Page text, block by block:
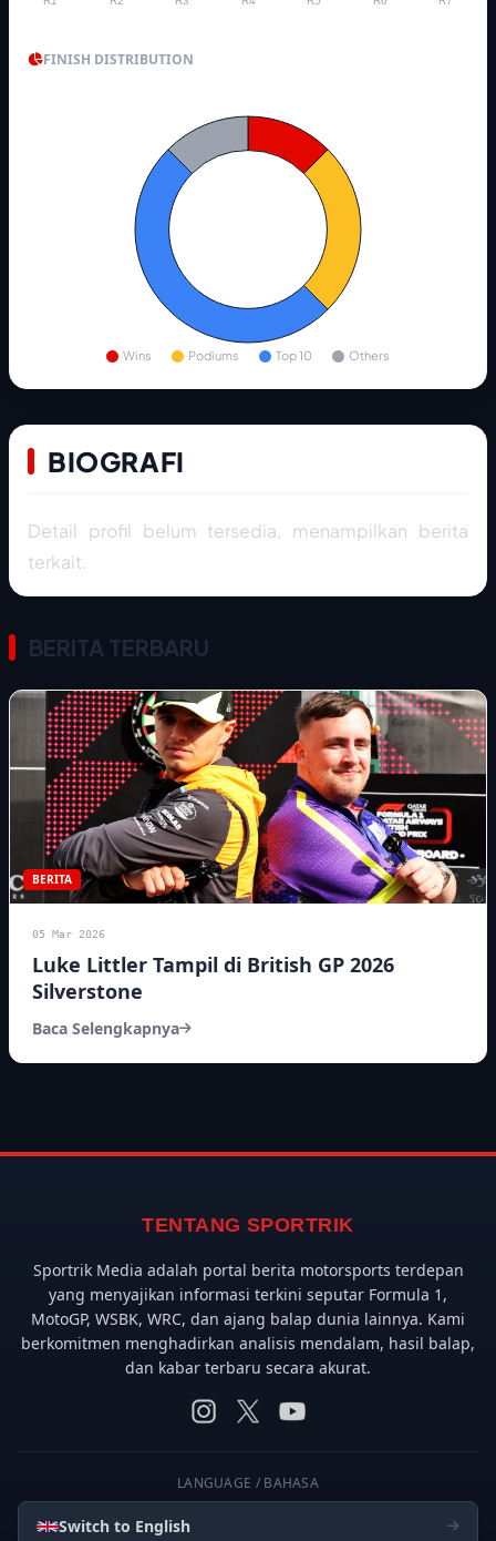
FINISH DISTRIBUTION
Wins Podiums Top 10 Others
BIOGRAFI
Detail profil belum tersedia, menampilkan berita
terkait.
BERITA TERBARU
BERITA
05 Mar 2026
Luke Littler Tampil di British GP 2026
Silverstone
Baca Selengkapnya
TENTANG SPORTRIK
Sportrik Media adalah portal berita motorsports terdepan
yang menyajikan informasi terkini seputar Formula 1,
MotoGP, WSBK, WRC, dan ajang balap dunia lainnya. Kami
berkomitmen menghadirkan analisis mendalam, hasil balap,
dan kabar terbaru secara akurat.
LANGUAGE / BAHASA
Switch to English